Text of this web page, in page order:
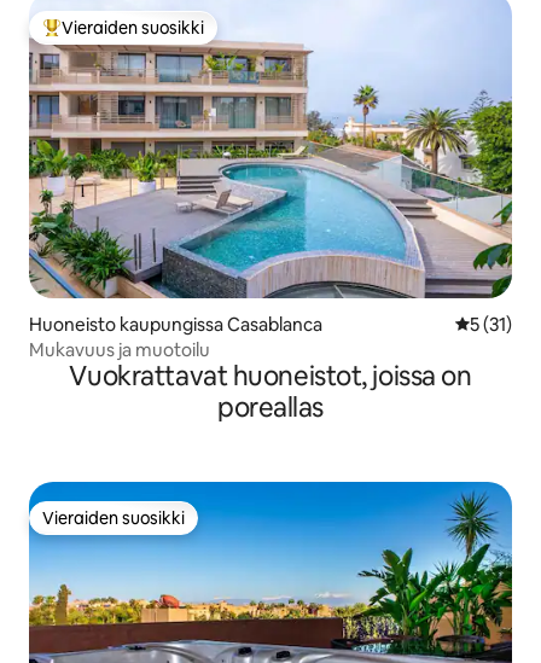
Vieraiden suosikkien parhaimmistoa
Vieraiden suosikki
Huoneisto kaupungissa Casablanca
5 (31)
Mukavuus ja muotoilu
Vuokrattavat huoneistot, joissa on
poreallas
Vieraiden suosikki
Vieraiden suosikki